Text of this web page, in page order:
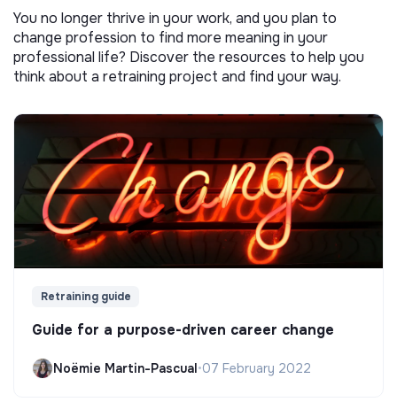
You no longer thrive in your work, and you plan to
change profession to find more meaning in your
professional life? Discover the resources to help you
think about a retraining project and find your way.
Retraining guide
Guide for a purpose-driven career change
Noëmie Martin-Pascual•07 February 2022